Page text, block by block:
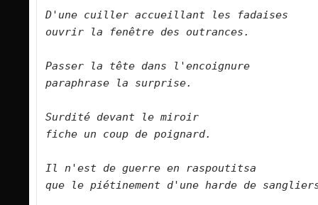
D'une cuiller accueillant les fadaises
ouvrir la fenêtre des outrances.
Passer la tête dans l'encoignure
paraphrase la surprise.
Surdité devant le miroir
fiche un coup de poignard.
Il n'est de guerre en raspoutitsa
que le piétinement d'une harde de